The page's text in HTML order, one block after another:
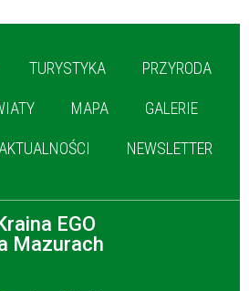
TURYSTYKA PRZYRODA
MAPA GALERIE
NEWSLETTER
EGO
Mazurach